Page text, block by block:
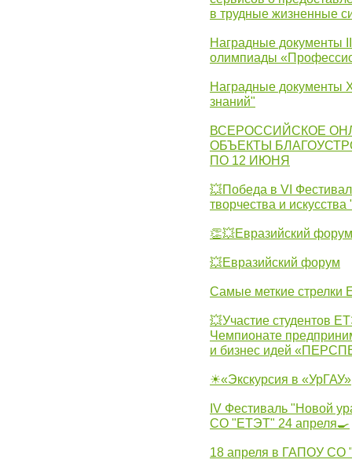
в трудные жизненные
Наградные документы
олимпиады
Наградные документы
знаний"
ВСЕРОССИЙСКОЕ
ОБЪЕКТЫ
ПО 12 ИЮНЯ
💥Победа в VI
творчества и
👏💥Евразийский форум
💥Евразийский форум
Самые меткие стрелки
💥Участие студентов
Чемпионате
и бизнес идей
☀«Экскурсия в «УрГАУ»
IV Фестиваль "Новой
СО "ЕТЭТ" 24 апреля🍳
18 апреля в ГАПОУ СО